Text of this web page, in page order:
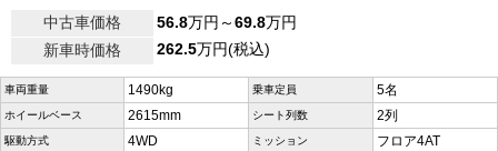
中古車価格
56.8万円～69.8万円
新車時価格
262.5万円(税込)
車両重量 1490kg 乗車定員 5名
ホイールベース 2615mm シート列数 2列
駆動方式 4WD ミッション フロア4AT